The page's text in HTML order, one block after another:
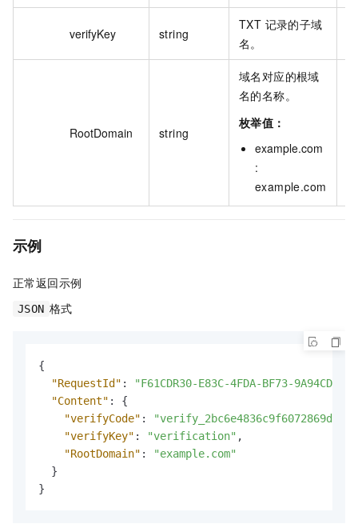
verifyKey string
TXT 记录的子域
名。
RootDomain string
域名对应的根域
名的名称。
枚举值：
example.com
:
example.com
示例
正常返回示例
JSON 格式
{
"RequestId" :
"F61CDR30-E83C-4FDA-BF73-
"Content" :
{
"verifyCode" :
"verifyKey" : "verification" ,
"RootDomain" :
"example.com"
}
}